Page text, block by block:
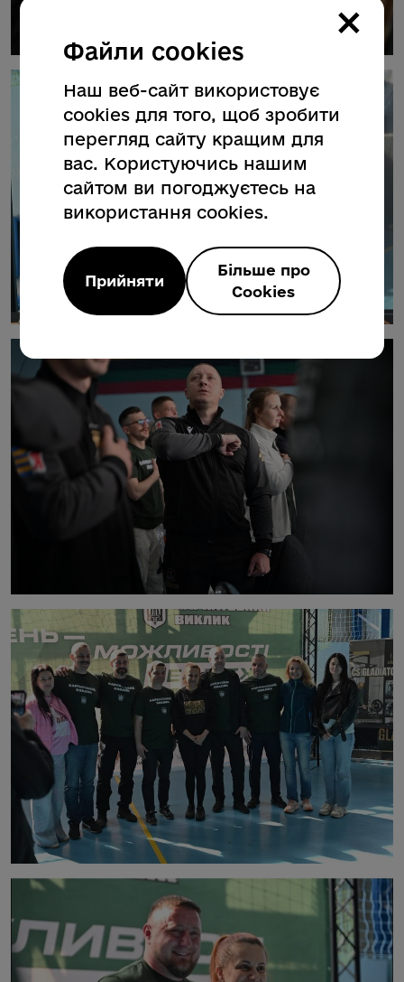
×
Файли cookies
Наш веб-сайт використовує
cookies для того, щоб зробити
перегляд сайту кращим для
вас. Користуючись нашим
сайтом ви погоджуєтесь на
використання cookies.
Прийняти
Більше про
Cookies